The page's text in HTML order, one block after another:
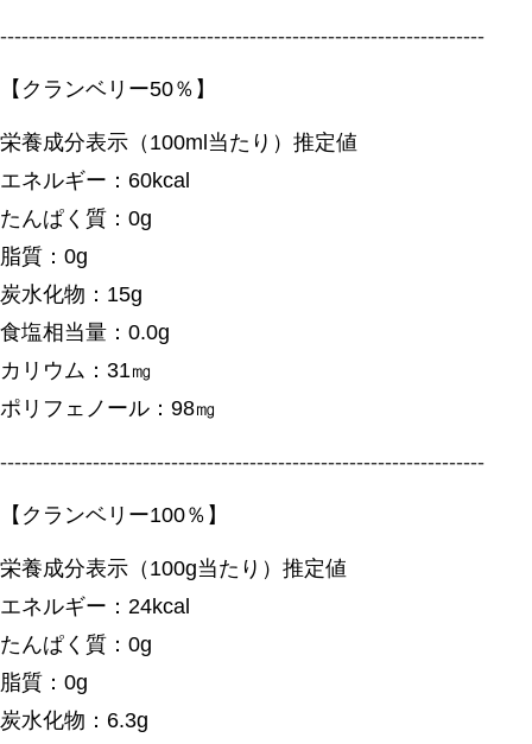
--------------------------------------------------------------------
【クランベリー50％】
栄養成分表示（100ml当たり）推定値
エネルギー：60kcal
たんぱく質：0g
脂質：0g
炭水化物：15g
食塩相当量：0.0g
カリウム：31㎎
ポリフェノール：98㎎
--------------------------------------------------------------------
【クランベリー100％】
栄養成分表示（100g当たり）推定値
エネルギー：24kcal
たんぱく質：0g
脂質：0g
炭水化物：6.3g